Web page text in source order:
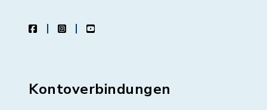
facebookinstagramyoutube
Kontoverbindungen